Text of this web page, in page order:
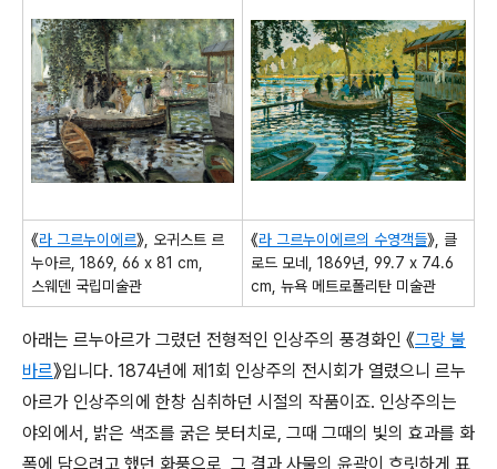
《라 그르누이에르》, 오귀스트 르
누아르, 1869, 66 x 81 cm,
스웨덴 국립미술관
《라 그르누이에르의 수영객들》, 클
로드 모네, 1869년, 99.7 x 74.6
cm, 뉴욕 메트로폴리탄 미술관
아래는 르누아르가 그렸던 전형적인 인상주의 풍경화인 《그랑 불
바르》입니다. 1874년에 제1회 인상주의 전시회가 열렸으니 르누
아르가 인상주의에 한창 심취하던 시절의 작품이죠. 인상주의는
야외에서, 밝은 색조를 굵은 붓터치로, 그때 그때의 빛의 효과를 화
폭에 담으려고 했던 화풍으로, 그 결과 사물의 윤곽이 흐릿하게 표